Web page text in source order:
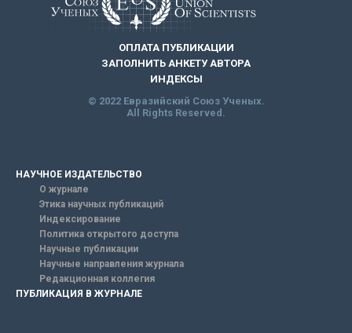
ОПЛАТА ПУБЛИКАЦИИ
ЗАПОЛНИТЬ АНКЕТУ АВТОРА
ИНДЕКСЫ
© 2022 Евразийский Союз Ученых.
All Rights Reserved.
НАУЧНОЕ ИЗДАТЕЛЬСТВО
О журнале
Этика научных публикаций
Индексирование
Политика открытого доступа
Научные публикации
Научные направления журнала
Редакционная коллегия
ПУБЛИКАЦИЯ В ЖУРНАЛЕ